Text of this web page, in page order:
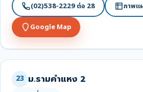
(02)538-2229 ต่อ 28 ภาพแ
Google Map
23 ม.รามคำแหง 2